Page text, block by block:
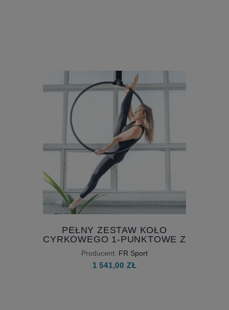
PEŁNY ZESTAW KOŁO
CYRKOWEGO 1-PUNKTOWE Z
MATERACEM
Producent: FR Sport
1 541,00 ZŁ